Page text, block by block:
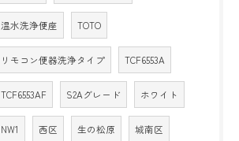
温水洗浄便座 TOTO
リモコン便器洗浄タイプ TCF6553A
TCF6553AF S2Aグレード ホワイト
NW1 西区 生の松原 城南区